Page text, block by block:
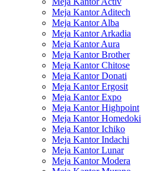
Meja Kantor Aditech
Meja Kantor Alba
Meja Kantor Arkadia
Meja Kantor Aura
Meja Kantor Brother
Meja Kantor Chitose
Meja Kantor Donati
Meja Kantor Ergosit
Meja Kantor Expo
Meja Kantor Highpoint
Meja Kantor Homedoki
Meja Kantor Ichiko
Meja Kantor Indachi
Meja Kantor Lunar
Meja Kantor Modera